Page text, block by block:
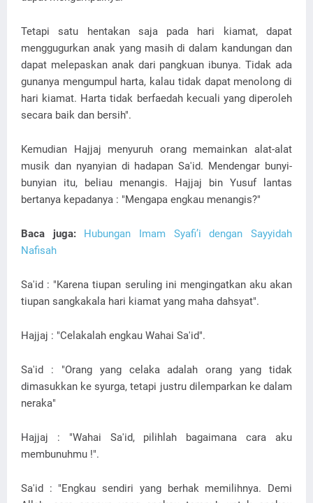
Tetapi satu hentakan saja pada hari kiamat, dapat
menggugurkan anak yang masih di dalam kandungan dan
dapat melepaskan anak dari pangkuan ibunya. Tidak ada
gunanya mengumpul harta, kalau tidak dapat menolong di
hari kiamat. Harta tidak berfaedah kecuali yang diperoleh
secara baik dan bersih".
Kemudian Hajjaj menyuruh orang memainkan alat-alat
musik dan nyanyian di hadapan Sa'id. Mendengar bunyi-
bunyian itu, beliau menangis. Hajjaj bin Yusuf lantas
bertanya kepadanya : "Mengapa engkau menangis?"
Baca juga:
Hubungan Imam Syafi’i dengan Sayyidah
Nafisah
Sa'id : "Karena tiupan seruling ini mengingatkan aku akan
tiupan sangkakala hari kiamat yang maha dahsyat".
Hajjaj : "Celakalah engkau Wahai Sa'id".
Sa'id : "Orang yang celaka adalah orang yang tidak
dimasukkan ke syurga, tetapi justru dilemparkan ke dalam
neraka"
Hajjaj : "Wahai Sa'id, pilihlah bagaimana cara aku
membunuhmu !".
Sa'id : "Engkau sendiri yang berhak memilihnya. Demi